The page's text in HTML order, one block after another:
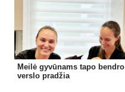
Meilė gyvūnams tapo bendro
verslo pradžia